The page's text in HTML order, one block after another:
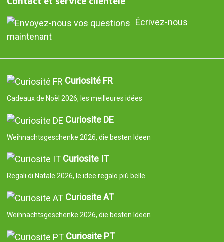
Écrivez-nous
maintenant
Curiosité FR
Cadeaux de Noël 2026, les meilleures idées
Curiosite DE
Weihnachtsgeschenke 2026, die besten Ideen
Curiosite IT
Regali di Natale 2026, le idee regalo più belle
Curiosite AT
Weihnachtsgeschenke 2026, die besten Ideen
Curiosite PT